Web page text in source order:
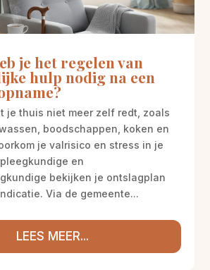
je het regelen van
hulp nodig na een
je thuis niet meer zelf redt, zoals
boodschappen, koken en
je valrisico en stress in je
en
bekijken je ontslagplan
Via de gemeente...
LEES MEER...